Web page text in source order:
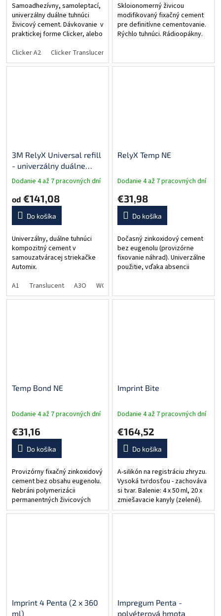
Samoadhezívny, samoleptací,
univerzálny duálne tuhnúci
živicový cement. Dávkovanie v
praktickej forme Clicker, alebo
striekačka). Jednoduché a
časovo úsporné...
Clicker A2 Clicker Translucent
Skloionomerný živicou
modifikovaný fixačný cement
pre definitívne cementovanie.
Rýchlo tuhnúci. Rádioopákny.
6,8 ml tekutina,...
3M RelyX Universal refill
- univerzálny duálne
tuhnúci živicový cement
Dodanie 4 až 7 pracovných dní
od €141,08
Do košíka
Univerzálny, duálne tuhnúci
kompozitný cement v
samouzatváracej striekačke
Automix.
A1
Translucent A3O WO
RelyX Temp NE
Dodanie 4 až 7 pracovných dní
€31,98
Do košíka
Dočasný zinkoxidový cement
bez eugenolu (provizórne
fixovanie náhrad). Univerzálne
použitie, vďaka absencii
materiálov. Balenie: 30 g báza,
Temp Bond NE
Dodanie 4 až 7 pracovných dní
€31,16
Do košíka
Provizórny fixačný zinkoxidový
cement bez obsahu eugenolu.
Nebráni polymerizácii
permanentných živicových
cementov. Balenie: 50 g pasta,
Imprint Bite
Dodanie 4 až 7 pracovných dní
€164,52
Do košíka
A-silikón na registráciu zhryzu.
Vysoká tvrdosťou - zachováva
si tvar. Balenie: 4 x 50 ml, 20 x
zmiešavacie kanyly (zelené).
Imprint 4 Penta (2 x 360
ml)
Impregum Penta -
polyéterová hmota